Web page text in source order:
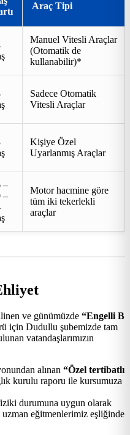
Araç Tipi
Manuel Vitesli Araçlar
(Otomatik de
kullanabilir)*
Sadece Otomatik
Vitesli Araçlar
Kişiye Özel
Uyarlanmış Araçlar
–
–
Motor hacmine göre
tüm iki tekerlekli
araçlar
ve günümüzde “Engelli B
için Dudullu şubemizde tam
vatandaşlarımızın
alınan “Özel tertibatlı
kurulu raporu ile kursumuza
durumuna uygun olarak
uzman eğitmenlerimiz eşliğinde